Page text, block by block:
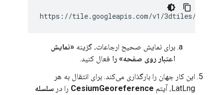
https://tile.googleapis.com/v1/3dtiles/
برای نمایش صحیح ارجاعات، گزینه «نمایش
اعتبار روی صفحه» را فعال کنید.
این کار جهان را بارگذاری می‌کند. برای انتقال به هر
LatLng، آیتم
CesiumGeoreference را در سلسله